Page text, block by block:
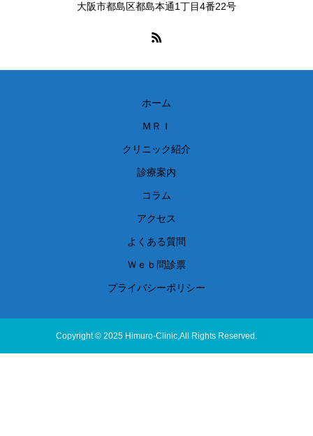
大阪市都島区都島本通1丁目4番22号
ホーム
ＭＲＩ
クリニック紹介
診療案内
コラム
アクセス
よくある質問
Ｗｅｂ問診票
プライバシーポリシー
Copyright © 2025 Himuro-Clinic,All Rights Reserved.